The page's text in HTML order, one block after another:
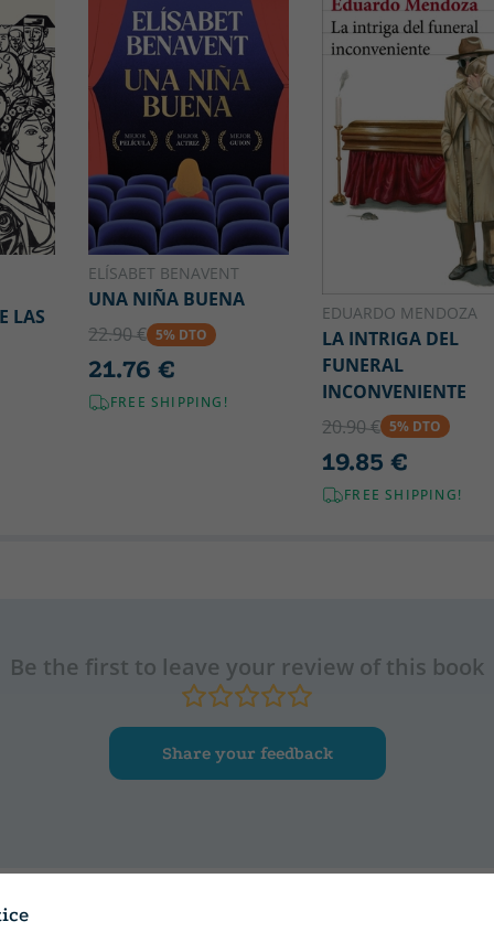
LAS
ELÍSABET BENAVENT
UNA NIÑA BUENA
22.90 € 5% DTO
21.76 €
FREE SHIPPING!
EDUARDO MENDOZA
LA INTRIGA DEL
FUNERAL
INCONVENIENTE
20.90 € 5% DTO
19.85 €
FREE SHIPPING!
Be the first to leave your review of this book
Share your feedback